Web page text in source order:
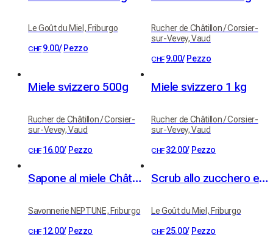
Le Goût du Miel, Friburgo
CHF 9.00/ Pezzo
Rucher de Châtillon / Corsier-
sur-Vevey, Vaud
CHF 9.00/ Pezzo
Miele svizzero 500g
Rucher de Châtillon / Corsier-
sur-Vevey, Vaud
CHF 16.00/ Pezzo
Miele svizzero 1 kg
Rucher de Châtillon / Corsier-
sur-Vevey, Vaud
CHF 32.00/ Pezzo
Sapone al miele Château - Biologico
Savonnerie NEPTUNE, Friburgo
CHF 12.00/ Pezzo
Scrub allo zucchero e miele dei nostri apiari - profumo miele-limone
Le Goût du Miel, Friburgo
CHF 25.00/ Pezzo